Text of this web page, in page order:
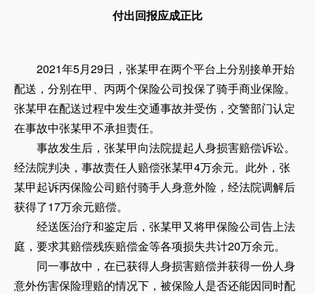
付出回报应成正比
2021年5月29日，张某甲在两个平台上分别接单开始
配送，分别在甲、丙两个保险公司投保了骑手商业保险。
张某甲在配送过程中发生交通事故并受伤，交警部门认定
在事故中张某甲不承担责任。
事故发生后，张某甲向法院提起人身损害赔偿诉讼。
经法院判决，事故责任人赔偿张某甲4万余元。此外，张
某甲起诉丙保险公司赔付骑手人身意外险，经法院调解后
获得了17万余元赔偿。
经送医治疗和鉴定后，张某甲又将甲保险公司告上法
庭，要求其赔偿残疾赔偿金等各项损失共计20万余元。
同一事故中，在已获得人身损害赔偿并获得一份人身
意外伤害保险理赔的情况下，被保险人是否还能因同时配